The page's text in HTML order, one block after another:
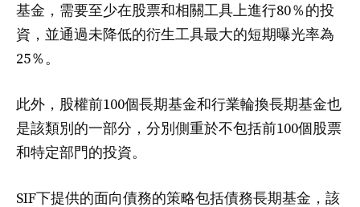
基金，需要至少在股票和相關工具上進行80％的投
資，並通過未降低的衍生工具最大的短期曝光率為
25％。
此外，股權前100個長期基金和行業輪換長期基金也
是該類別的一部分，分別側重於不包括前100個股票
和特定部門的投資。
SIF下提供的面向債務的策略包括債務長期基金，該